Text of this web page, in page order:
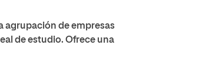
agrupación de empresas
de estudio. Ofrece una